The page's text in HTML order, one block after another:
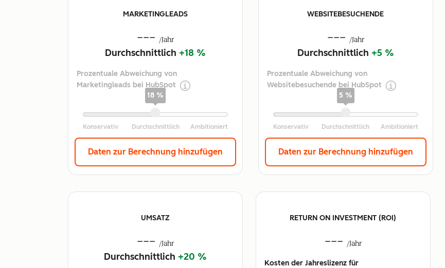
MARKETINGLEADS
--- /Jahr
Durchschnittlich+18 %
Prozentuale Abweichung von
Marketingleads bei HubSpot
18 %
Daten zur Berechnung hinzufügen
WEBSITEBESUCHENDE
--- /Jahr
Durchschnittlich +5 %
Prozentuale Abweichung von
Websitebesuchende bei HubSpot
5 %
Daten zur Berechnung hinzufügen
UMSATZ
--- /Jahr
Durchschnittlich+20 %
RETURN ON INVESTMENT (ROI)
--- /Jahr
Kosten der Jahreslizenz für